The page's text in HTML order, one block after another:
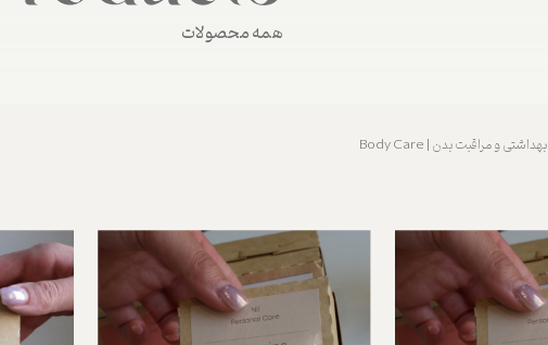
همه محصولات
بهداشتی و مراقبت بدن | Body Care